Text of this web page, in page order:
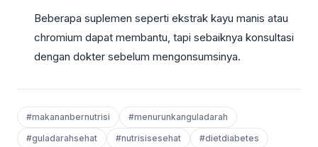
Beberapa suplemen seperti ekstrak kayu manis atau
chromium dapat membantu, tapi sebaiknya konsultasi
dengan dokter sebelum mengonsumsinya.
#makananbernutrisi
#menurunkanguladarah
#guladarahsehat
#nutrisisesehat #dietdiabetes